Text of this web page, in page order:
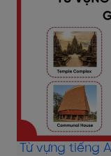
Từ vựng tiếng